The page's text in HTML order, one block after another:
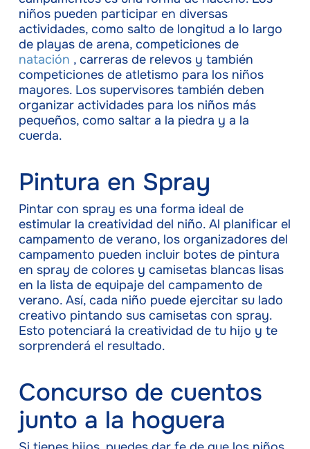
niños pueden participar en diversas
actividades, como salto de longitud a lo largo
de playas de arena, competiciones de
natación , carreras de relevos y también
competiciones de atletismo para los niños
mayores. Los supervisores también deben
organizar actividades para los niños más
pequeños, como saltar a la piedra y a la
cuerda.
Pintura en Spray
Pintar con spray es una forma ideal de
estimular la creatividad del niño. Al planificar el
campamento de verano, los organizadores del
campamento pueden incluir botes de pintura
en spray de colores y camisetas blancas lisas
en la lista de equipaje del campamento de
verano. Así, cada niño puede ejercitar su lado
creativo pintando sus camisetas con spray.
Esto potenciará la creatividad de tu hijo y te
sorprenderá el resultado.
Concurso de cuentos
junto a la hoguera